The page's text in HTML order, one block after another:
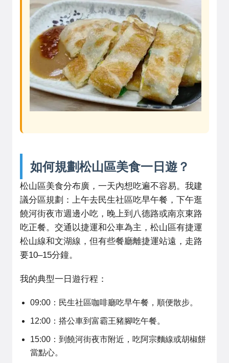
如何規劃松山區美食一日遊？
松山區美食分布廣，一天內想吃遍不容易。我建
議分區規劃：上午去民生社區吃早午餐，下午逛
饒河街夜市週邊小吃，晚上到八德路或南京東路
吃正餐。交通以捷運和公車為主，松山區有捷運
松山線和文湖線，但有些餐廳離捷運站遠，走路
要10–15分鐘。
我的典型一日遊行程：
09:00：民生社區咖啡廳吃早午餐，順便散步。
12:00：搭公車到富霸王豬腳吃午餐。
15:00：到饒河街夜市附近，吃阿宗麵線或胡椒餅
當點心。